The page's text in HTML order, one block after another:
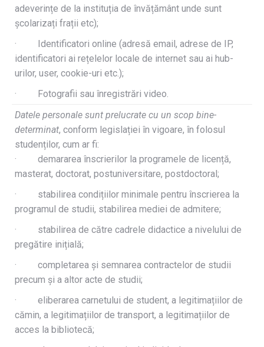
adeverințe de la instituția de învățământ unde sunt
școlarizați frații etc);
· Identificatori online (adresă email, adrese de IP,
identificatori ai rețelelor locale de internet sau ai hub-
urilor, user, cookie-uri etc.);
· Fotografii sau înregistrări video.
Datele personale sunt prelucrate cu un scop bine-
determinat, conform legislației în vigoare, în folosul
studenților, cum ar fi:
· demararea înscrierilor la programele de licență,
masterat, doctorat, postuniversitare, postdoctoral;
· stabilirea condițiilor minimale pentru înscrierea la
programul de studii, stabilirea mediei de admitere;
· stabilirea de către cadrele didactice a nivelului de
pregătire inițială;
· completarea și semnarea contractelor de studii
precum și a altor acte de studii;
· eliberarea carnetului de student, a legitimațiilor de
cămin, a legitimațiilor de transport, a legitimațiilor de
acces la bibliotecă;